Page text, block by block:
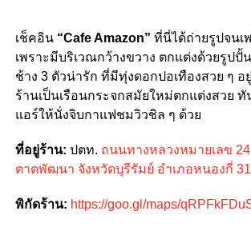
เช็คอิน“Cafe Amazon” ที่นี่ได้ถ่ายรูปจน
เพราะมีบริเวณกว้างขวาง ตกแต่งด้วยรูปปั้
ช้าง 3 ตัวน่ารัก ที่มีทุ่งดอกปอเทืองสวย ๆ
ร้านเป็นเรือนกระจกสมัยใหม่ตกแต่งสวย
แอร์ให้นั่งจิบกาแฟชมวิวชิล ๆ ด้วย
ที่อยู่ร้าน: ปตท. ถนนทางหลวงหมายเลข
ตาดพัฒนา จังหวัดบุรีรัมย์ อำเภอหนองกี่
พิกัดร้าน: https://goo.gl/maps/